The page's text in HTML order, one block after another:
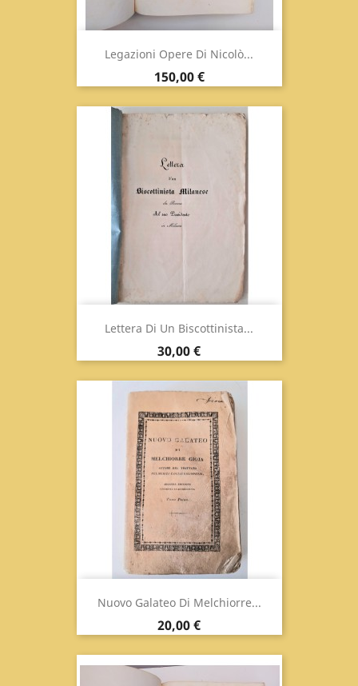
Legazioni Opere Di Nicolò...
Prezzo
150,00 €
Lettera Di Un Biscottinista...
Prezzo
30,00 €
Nuovo Galateo Di Melchiorre...
Prezzo
20,00 €